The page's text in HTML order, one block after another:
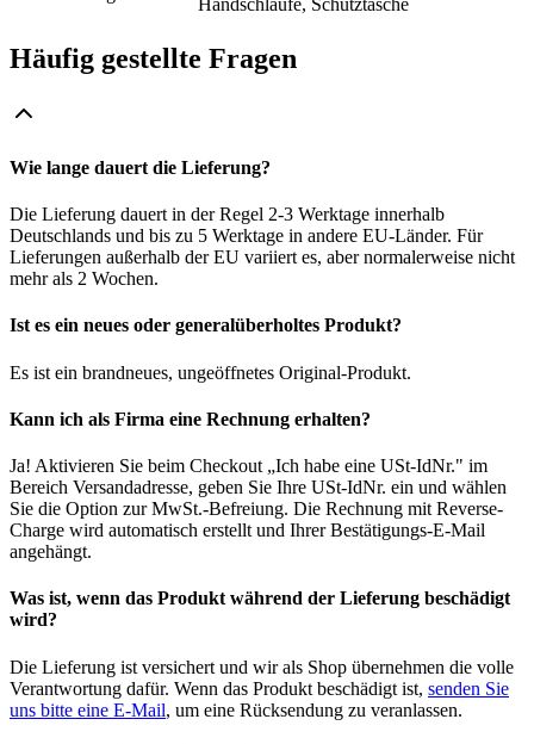
Häufig gestellte Fragen
Wie lange dauert die Lieferung?
Die Lieferung dauert in der Regel 2-3 Werktage innerhalb
Deutschlands und bis zu 5 Werktage in andere EU-Länder. Für
Lieferungen außerhalb der EU variiert es, aber normalerweise nicht
mehr als 2 Wochen.
Ist es ein neues oder generalüberholtes Produkt?
Es ist ein brandneues, ungeöffnetes Original-Produkt.
Kann ich als Firma eine Rechnung erhalten?
Ja! Aktivieren Sie beim Checkout „Ich habe eine USt-IdNr." im
Bereich Versandadresse, geben Sie Ihre USt-IdNr. ein und wählen
Sie die Option zur MwSt.-Befreiung. Die Rechnung mit Reverse-
Charge wird automatisch erstellt und Ihrer Bestätigungs-E-Mail
angehängt.
Was ist, wenn das Produkt während der Lieferung beschädigt
wird?
Die Lieferung ist versichert und wir als Shop übernehmen die volle
Verantwortung dafür. Wenn das Produkt beschädigt ist, senden Sie
uns bitte eine E-Mail, um eine Rücksendung zu veranlassen.